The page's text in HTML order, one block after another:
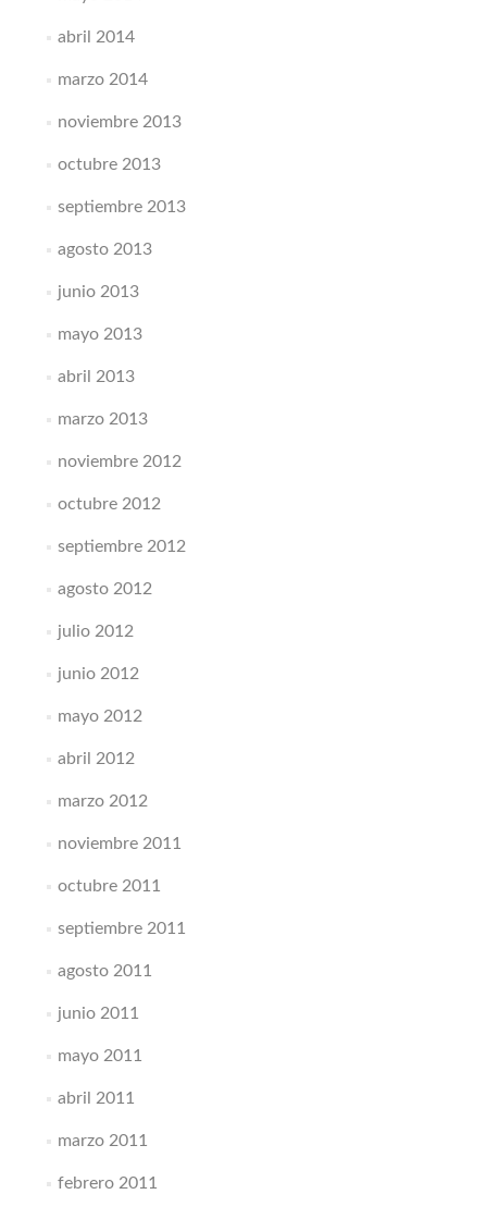
abril 2014
marzo 2014
noviembre 2013
octubre 2013
septiembre 2013
agosto 2013
junio 2013
mayo 2013
abril 2013
marzo 2013
noviembre 2012
octubre 2012
septiembre 2012
agosto 2012
julio 2012
junio 2012
mayo 2012
abril 2012
marzo 2012
noviembre 2011
octubre 2011
septiembre 2011
agosto 2011
junio 2011
mayo 2011
abril 2011
marzo 2011
febrero 2011